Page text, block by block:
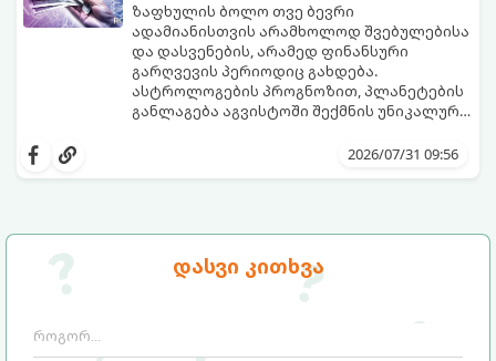
დასვი კითხვა
ზაფხულის ბოლო თვე ბევრი
ადამიანისთვის არამხოლოდ შვებულებისა
და დასვენების, არამედ ფინანსური
გარღვევის პერიოდიც გახდება.
ასტროლოგების პროგნოზით, პლანეტების
განლაგება აგვისტოში შექმნის უნიკალურ
ზოდიაქოს 4 ნიშანს ფინანსური წარმატების
შორის, ვისაც აგვისტოში ფინანსური
2026/07/31 09:56